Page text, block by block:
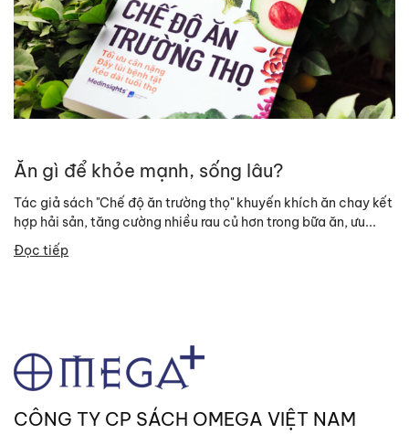
Ăn gì để khỏe mạnh, sống lâu?
Tác giả sách "Chế độ ăn trường thọ" khuyến khích ăn chay kết
hợp hải sản, tăng cường nhiều rau củ hơn trong bữa ăn, ưu...
Đọc tiếp
CÔNG TY CP SÁCH OMEGA VIỆT NAM